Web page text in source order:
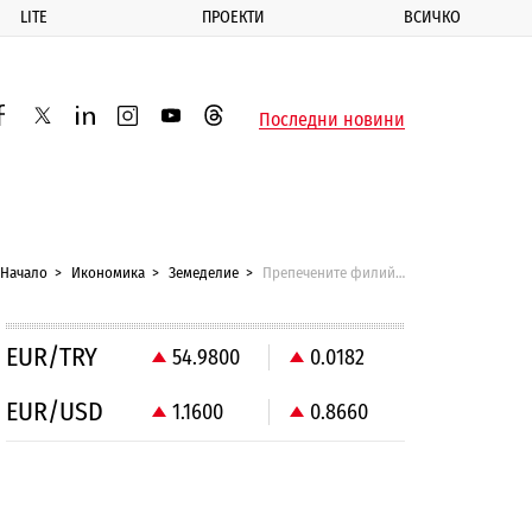
LITE ПРОЕКТИ ВСИЧКО
twitterlinkedininstagram
youtubethreadsПоследни новини
Начало Икономика Земеделие Препечените филийки - с канцерогенен химикал
EUR/TRY 54.9800 0.0182
EUR/USD 1.1600 0.8660